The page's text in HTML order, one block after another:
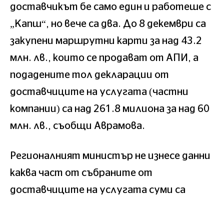
доставчикът бе само един и работеше с
„Капш“, но вече са два. До 8 декември са
закупени маршрутни карти за над 43.2
млн. лв., които се продават от АПИ, а
подадените тол декларации от
доставчиците на услугата (частни
компании) са над 261.8 милиона за над 60
млн. лв., съобщи Аврамова.
Регионалният министър не изнесе данни
каква част от събраните от
доставчиците на услугата суми са